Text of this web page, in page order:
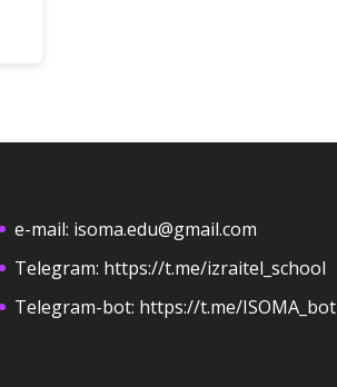
e-mail: isoma.edu@gmail.com
Telegram: https://t.me/izraitel_school
Telegram-bot: https://t.me/ISOMA_bot